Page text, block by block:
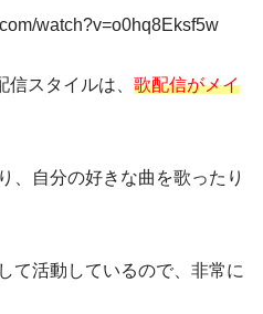
watch?v=o0hq8Eksf5w
スタイルは、 歌配信がメイ
、自分の好きな曲を歌ったり
て活動しているので、非常に